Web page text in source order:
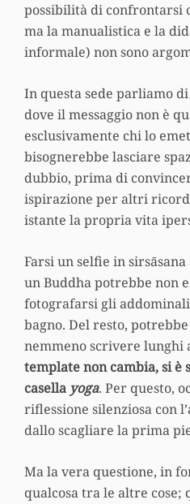
possibilità di confrontarsi
ma la manualistica e la
informale) non sono
In questa sede parliamo
dove il messaggio non è
esclusivamente chi lo
bisognerebbe lasciare
dubbio, prima di
ispirazione per altri
istante la propria vita
Farsi un selfie in
un Buddha potrebbe non
fotografarsi gli
bagno. Del resto,
nemmeno scrivere lunghi
template non cambia, si è
casella yoga. Per questo,
riflessione silenziosa con
dallo scagliare la prima
Ma la vera questione, in
qualcosa tra le altre cose;